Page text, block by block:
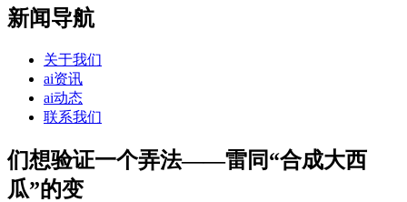
新闻导航
关于我们
ai资讯
ai动态
联系我们
们想验证一个弄法——雷同“合成大西
瓜”的变